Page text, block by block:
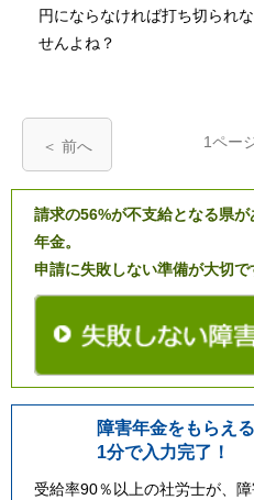
円にならなければ打ち切られ
せんよね？
＜ 前へ 1ペー
請求の56%が不支給となる県
年金。
申請に失敗しない準備が大切で
障害年金をもらえ
1分で入力完了！
受給率90％以上の社労士が、